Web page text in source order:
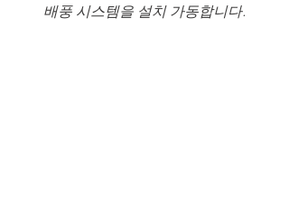
배풍 시스템을 설치 가동합니다.